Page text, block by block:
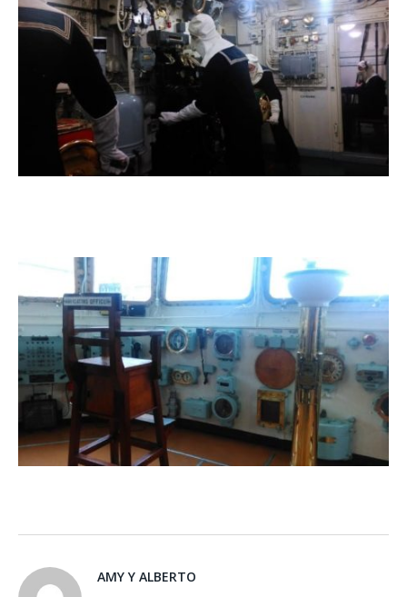
AMY Y ALBERTO